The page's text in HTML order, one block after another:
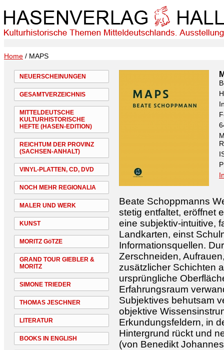
Home / MAPS
NEUERSCHEINUNGEN
GESAMTVERZEICHNIS
MITTELDEUTSCHE
KULTURHISTORISCHE
HEFTE (HASEN-EDITION)
REICHTUM DER PROVINZ
(SACHSEN-ANHALT)
VINYL-PLATTEN, CD, DVD
NOCH MEHR REGIONALIA
MALER UND WERK
KUNST
MORITZ GöTZE
GRAND TOUR GIEBLER &
MORITZ
SIMONE TRIEDER
THOMAS JESCHNER
LITERATUR
BOOKS IN ENGLISH
Beate Schoppmanns
stetig entfaltet, eröffnet
eine subjektiv-intuitive,
Landkarten, einst
Informationsquellen.
Zerschneiden,
zusätzlicher Schichten
ursprüngliche
Erfahrungsraum
Subjektives behutsam
objektive
Erkundungsfeldern, in
Hintergrund rückt und
(von Benedikt